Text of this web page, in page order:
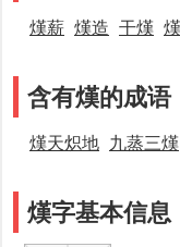
熯薪 熯造 干熯
含有熯的成语
熯天炽地 九蒸三熯
熯字基本信息